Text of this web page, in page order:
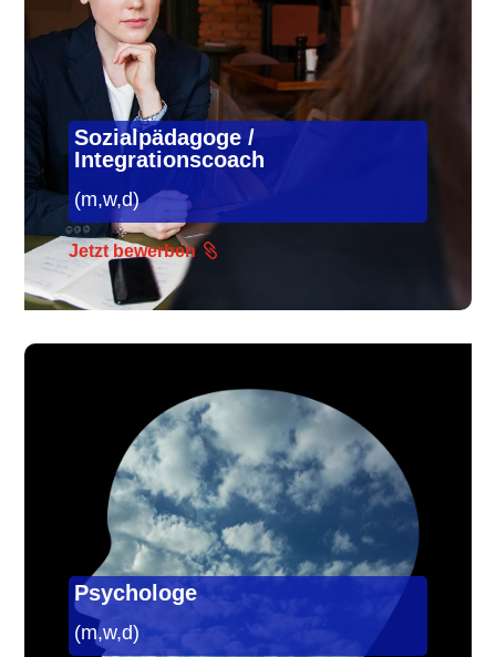
Sozialpädagoge /
Integrationscoach
(m,w,d)
Jetzt bewerben
Psychologe
(m,w,d)